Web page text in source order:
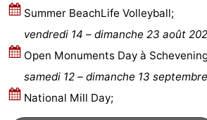
Summer BeachLife Volleyball;
vendredi 14 – dimanche 23 août
Open Monuments Day à
samedi 12 – dimanche 13
National Mill Day;